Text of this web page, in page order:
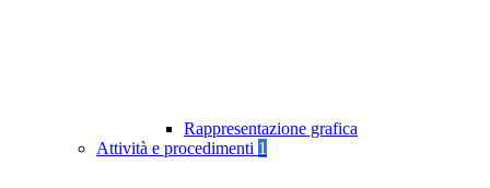
Rappresentazione grafica
Attività e procedimenti 1